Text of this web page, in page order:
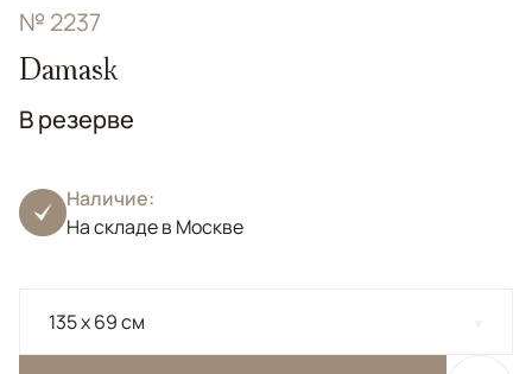
№ 2237
Damask
В резерве
Наличие:
На складе в Москве
135 x 69 см